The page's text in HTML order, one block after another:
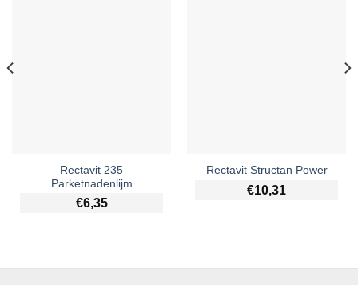
Rectavit 235
Parketnadenlijm
€6,35
Rectavit Structan Power
€10,31